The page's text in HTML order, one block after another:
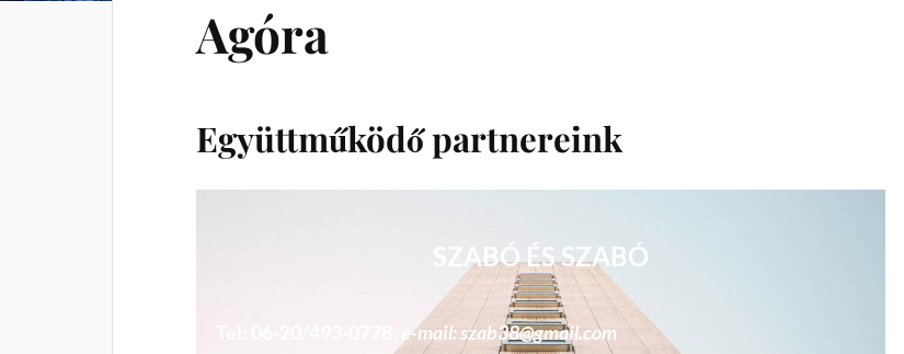
Agóra
Együttműködő partnereink
SZABÓ ÉS SZABÓ
e-mail: szab38@gmail.com